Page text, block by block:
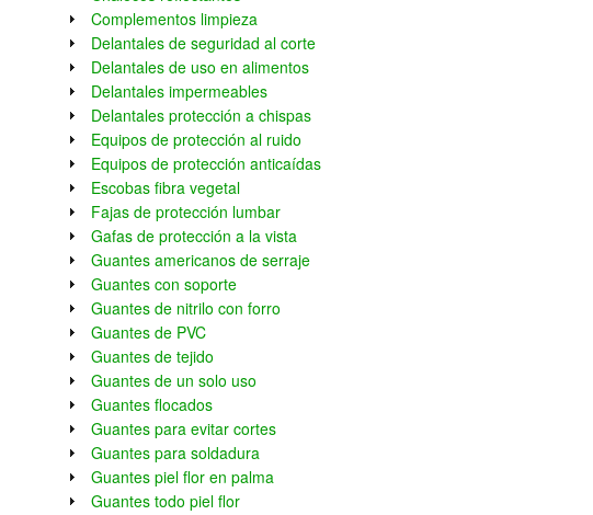
Complementos limpieza
Delantales de seguridad al corte
Delantales de uso en alimentos
Delantales impermeables
Delantales protección a chispas
Equipos de protección al ruido
Equipos de protección anticaídas
Escobas fibra vegetal
Fajas de protección lumbar
Gafas de protección a la vista
Guantes americanos de serraje
Guantes con soporte
Guantes de nitrilo con forro
Guantes de PVC
Guantes de tejido
Guantes de un solo uso
Guantes flocados
Guantes para evitar cortes
Guantes para soldadura
Guantes piel flor en palma
Guantes todo piel flor